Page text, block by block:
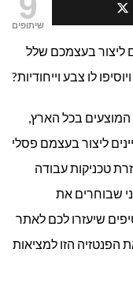
קדרות
למתחילים
שיתופים
ליצור בעצמכם שלל
לו צבע וייחודיות?
המוצעים בכל הארץ,
ליצור בעצמם פסלי
טכניקות עבודה
שבוחרים את
שיעזרו לכם לאתר
הפנטזיה הזו למציאות